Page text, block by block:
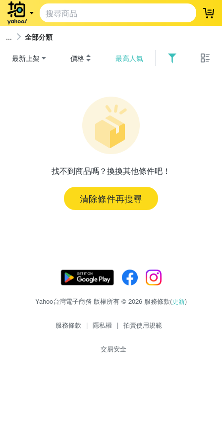
登
全部分類
最新上架 價格 最高人氣
找不到商品嗎？換換其他條件吧！
清除條件再搜尋
Yahoo台灣電子商務 版權所有 © 2026 服務條款(更新)
服務條款 | 隱私權 | 拍賣使用規範
交易安全